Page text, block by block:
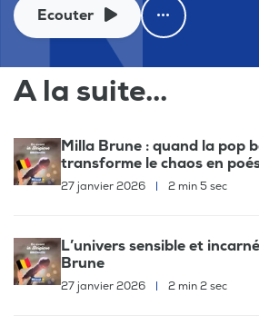
Ecouter
A la suite...
Milla Brune : quand la pop
transforme le chaos en
27 janvier 2026 | 2 min 5 sec
L’univers sensible et
Brune
27 janvier 2026 | 2 min 2 sec